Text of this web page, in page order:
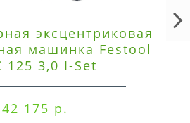
эксцентриковая
машинка Festool
125 3,0 I-Set
175 р.